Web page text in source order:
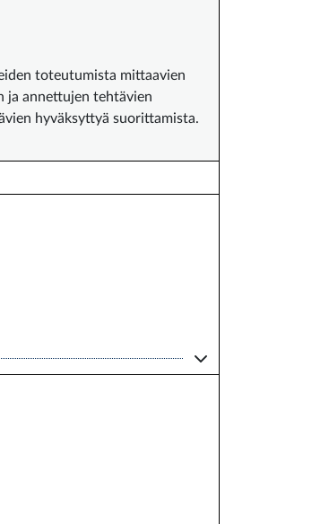
toteutumista mittaavien
ja annettujen tehtävien
hyväksyttyä suorittamista.